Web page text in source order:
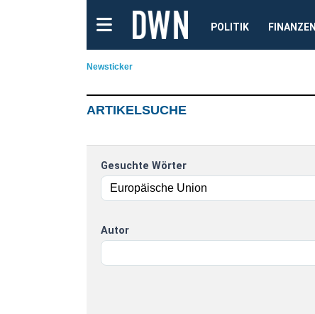
POLITIK FINANZEN
Newsticker
ARTIKELSUCHE
Gesuchte Wörter
Autor